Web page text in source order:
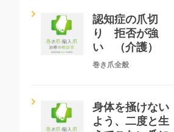
認知症の爪切
り 拒否が強
い （介護）
巻き爪全般
身体を掻けない
よう、二度と生